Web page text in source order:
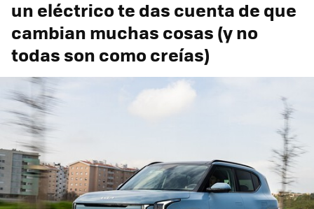
un eléctrico te das cuenta de que
cambian muchas cosas (y no
todas son como creías)